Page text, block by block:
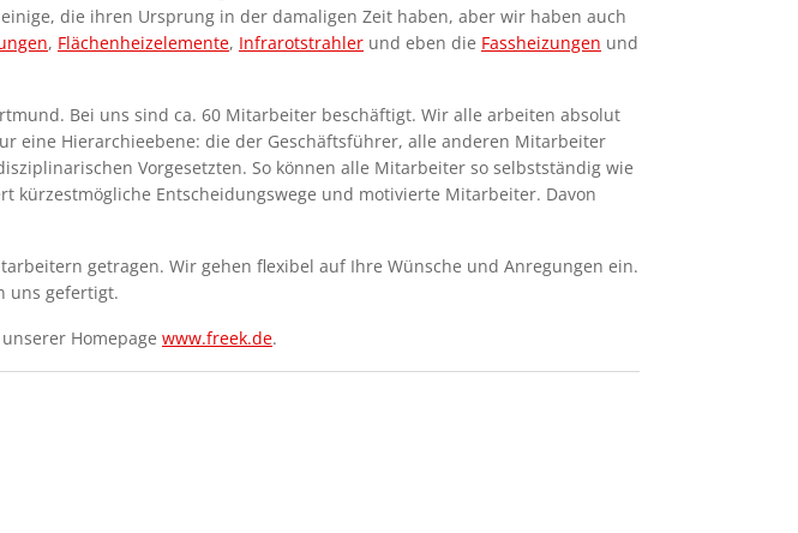
einige, die ihren Ursprung in der damaligen Zeit haben, aber wir haben auch
, Flächenheizelemente, Infrarotstrahler und eben die Fassheizungen und
Bei uns sind ca. 60 Mitarbeiter beschäftigt. Wir alle arbeiten absolut
eine Hierarchieebene: die der Geschäftsführer, alle anderen Mitarbeiter
Vorgesetzten. So können alle Mitarbeiter so selbstständig wie
Entscheidungswege und motivierte Mitarbeiter. Davon
getragen. Wir gehen flexibel auf Ihre Wünsche und Anregungen ein.
uns gefertigt.
Homepage www.freek.de.